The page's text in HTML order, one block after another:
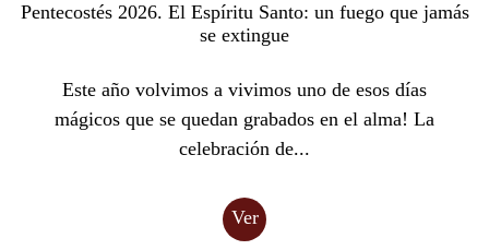
Pentecostés 2026. El Espíritu Santo: un fuego que jamás
se extingue
Este año volvimos a vivimos uno de esos días
mágicos que se quedan grabados en el alma! La
celebración de...
Ver